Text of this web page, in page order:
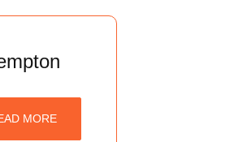
MORE